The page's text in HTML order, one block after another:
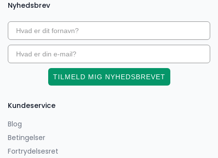
Kundeservice
Blog
Betingelser
Fortrydelsesret
Nyhedsbrev
TILMELD MIG NYHEDSBREVET